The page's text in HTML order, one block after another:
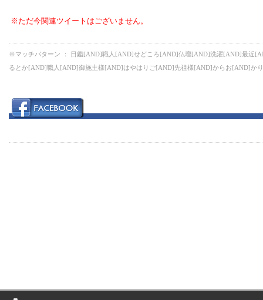
※ただ今関連ツイートはございません。
※マッチパターン ： 日鑑[AND]職人[AND]せどころ[AND]仏壇[AND]洗濯[AND]最近
るとか[AND]職人[AND]御施主様[AND]はやはりご[AND]先祖様[AND]からお[AND]か